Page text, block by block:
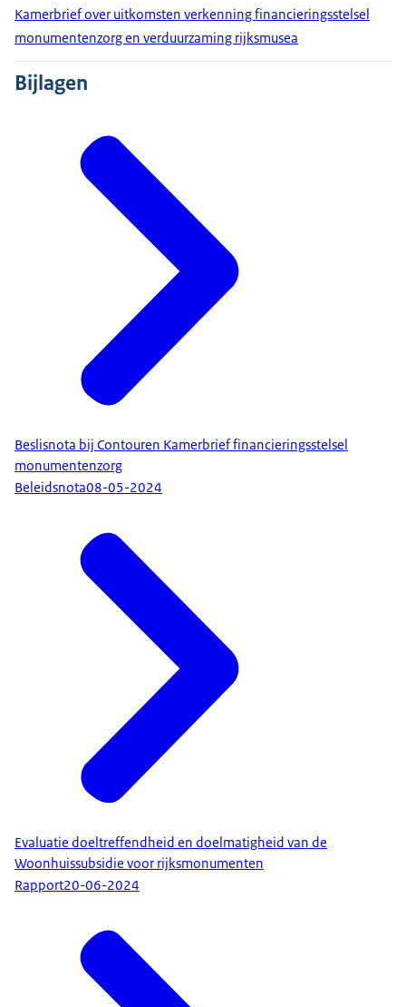
Kamerbrief over uitkomsten verkenning financieringsstelsel
monumentenzorg en verduurzaming rijksmusea
Bijlagen
Beslisnota bij Contouren Kamerbrief financieringsstelsel
monumentenzorg
Beleidsnota08-05-2024
Evaluatie doeltreffendheid en doelmatigheid van de
Woonhuissubsidie voor rijksmonumenten
Rapport20-06-2024